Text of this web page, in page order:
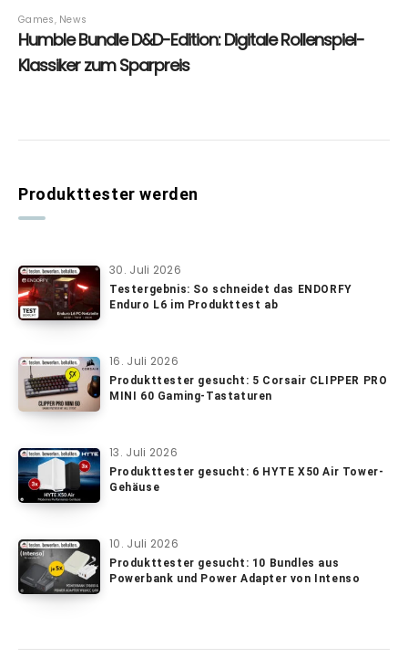
Produkttester werden
30. Juli 2026
Testergebnis: So schneidet das ENDORFY
Enduro L6 im Produkttest ab
16. Juli 2026
Produkttester gesucht: 5 Corsair CLIPPER PRO
MINI 60 Gaming-Tastaturen
13. Juli 2026
Produkttester gesucht: 6 HYTE X50 Air Tower-
Gehäuse
10. Juli 2026
Produkttester gesucht: 10 Bundles aus
Powerbank und Power Adapter von Intenso